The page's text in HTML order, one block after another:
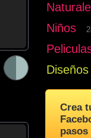
Niños
Crea
pasos